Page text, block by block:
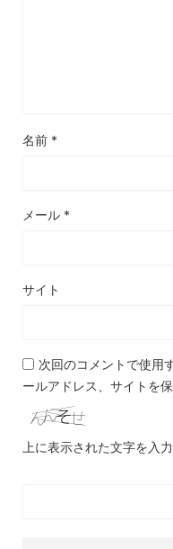
名前 *
メール *
サイト
次回のコメントで使用
ールアドレス、サイトを保
上に表示された文字を入